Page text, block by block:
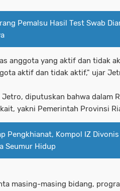
Pemalsu Hasil Test Swab
anggota yang aktif dan tidak
aktif dan tidak aktif," ujar
diputuskan bahwa dalam
yakni Pemerintah Provinsi
Pengkhianat, Kompol IZ
Seumur Hidup
masing-masing bidang,